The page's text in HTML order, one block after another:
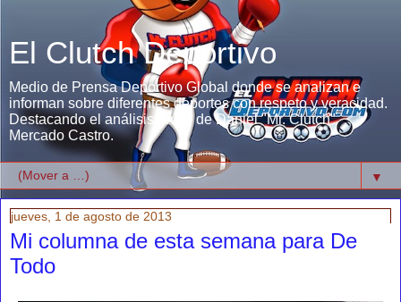
El Clutch Deportivo
Medio de Prensa Deportivo Global donde se analizan e
informan sobre diferentes deportes con respeto y veracidad.
Destacando el análisis único de Daniel "Mr. Clutch"
Mercado Castro.
▼
jueves, 1 de agosto de 2013
Mi columna de esta semana para De
Todo